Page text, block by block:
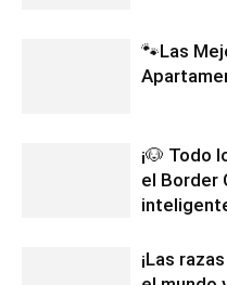
🐾Las
¡🐶 Todo
el Border
¡Las